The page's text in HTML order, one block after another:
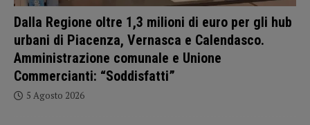
Dalla Regione oltre 1,3 milioni di euro per gli hub
urbani di Piacenza, Vernasca e Calendasco.
Amministrazione comunale e Unione
Commercianti: “Soddisfatti”
5 Agosto 2026